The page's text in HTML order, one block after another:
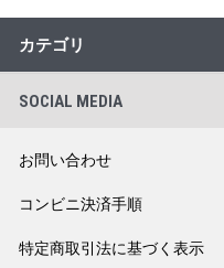
カテゴリ
SOCIAL MEDIA
お問い合わせ
コンビニ決済手順
特定商取引法に基づく表示